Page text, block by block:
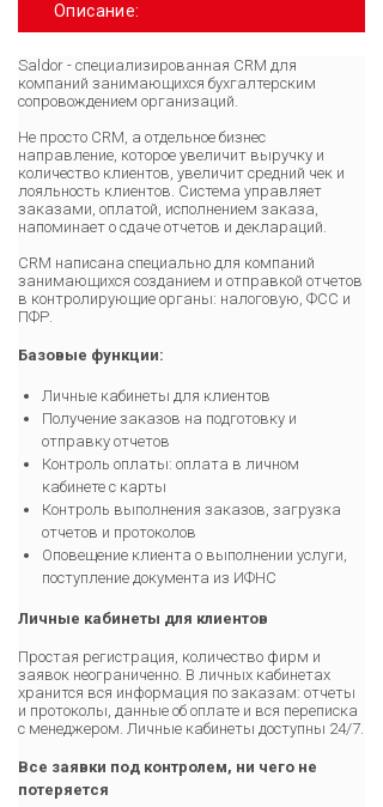
Описание:
Saldor - специализированная CRM для
компаний занимающихся бухгалтерским
сопровождением организаций.
Не просто СRM, а отдельное бизнес
направление, которое увеличит выручку и
количество клиентов, увеличит средний чек и
лояльность клиентов. Система управляет
заказами, оплатой, исполнением заказа,
напоминает о сдаче отчетов и деклараций.
CRM написана специально для компаний
занимающихся созданием и отправкой отчетов
в контролирующие органы: налоговую, ФСС и
ПФР.
Базовые функции:
Личные кабинеты для клиентов
Получение заказов на подготовку и
отправку отчетов
Контроль оплаты: оплата в личном
кабинете с карты
Контроль выполнения заказов, загрузка
отчетов и протоколов
Оповещение клиента о выполнении услуги,
поступление документа из ИФНС
Личные кабинеты для клиентов
Простая регистрация, количество фирм и
заявок неограниченно. В личных кабинетах
хранится вся информация по заказам: отчеты
и протоколы, данные об оплате и вся переписка
с менеджером. Личные кабинеты доступны 24/7.
Все заявки под контролем, ни чего не
потеряется